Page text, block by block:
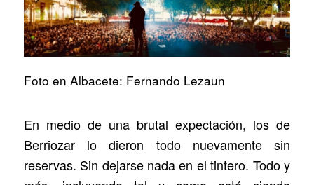
Foto en Albacete: Fernando Lezaun
En medio de una brutal expectación, los de
Berriozar lo dieron todo nuevamente sin
reservas. Sin dejarse nada en el tintero. Todo y